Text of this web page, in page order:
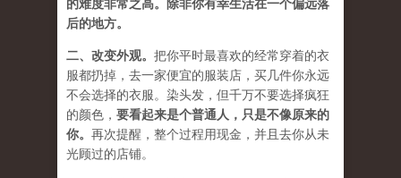
的难度非常之高。除非你有幸生活在一个偏远落
后的地方。
二、 改变外观。 把你平时最喜欢的经常穿着的衣
服都扔掉，去一家便宜的服装店，买几件你永远
不会选择的衣服。染头发，但千万不要选择疯狂
的颜色， 要看起来是个普通人，只是不像原来的
你。 再次提醒，整个过程用现金，并且去你从未
光顾过的店铺。